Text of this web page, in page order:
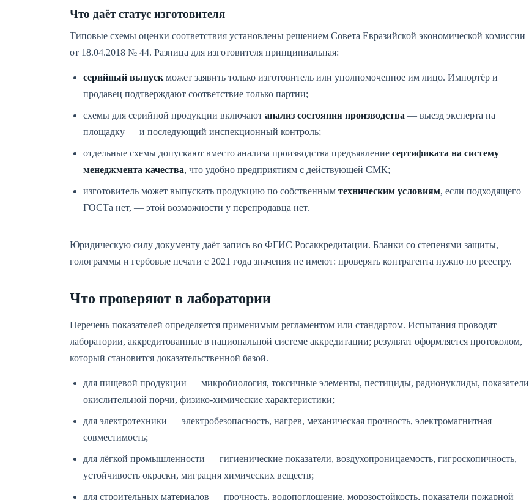
Что даёт статус изготовителя
Типовые схемы оценки соответствия установлены решением Совета Евразийской экономической комиссии
от 18.04.2018 № 44. Разница для изготовителя принципиальная:
серийный выпуск может заявить только изготовитель или уполномоченное им лицо. Импортёр и
продавец подтверждают соответствие только партии;
схемы для серийной продукции включают анализ состояния производства — выезд эксперта на
площадку — и последующий инспекционный контроль;
отдельные схемы допускают вместо анализа производства предъявление сертификата на систему
менеджмента качества, что удобно предприятиям с действующей СМК;
изготовитель может выпускать продукцию по собственным техническим условиям, если подходящего
ГОСТа нет, — этой возможности у перепродавца нет.
Юридическую силу документу даёт запись во ФГИС Росаккредитации. Бланки со степенями защиты,
голограммы и гербовые печати с 2021 года значения не имеют: проверять контрагента нужно по реестру.
Что проверяют в лаборатории
Перечень показателей определяется применимым регламентом или стандартом. Испытания проводят
лаборатории, аккредитованные в национальной системе аккредитации; результат оформляется протоколом,
который становится доказательственной базой.
для пищевой продукции — микробиология, токсичные элементы, пестициды, радионуклиды, показатели
окислительной порчи, физико-химические характеристики;
для электротехники — электробезопасность, нагрев, механическая прочность, электромагнитная
совместимость;
для лёгкой промышленности — гигиенические показатели, воздухопроницаемость, гигроскопичность,
устойчивость окраски, миграция химических веществ;
для строительных материалов — прочность, водопоглощение, морозостойкость, показатели пожарной